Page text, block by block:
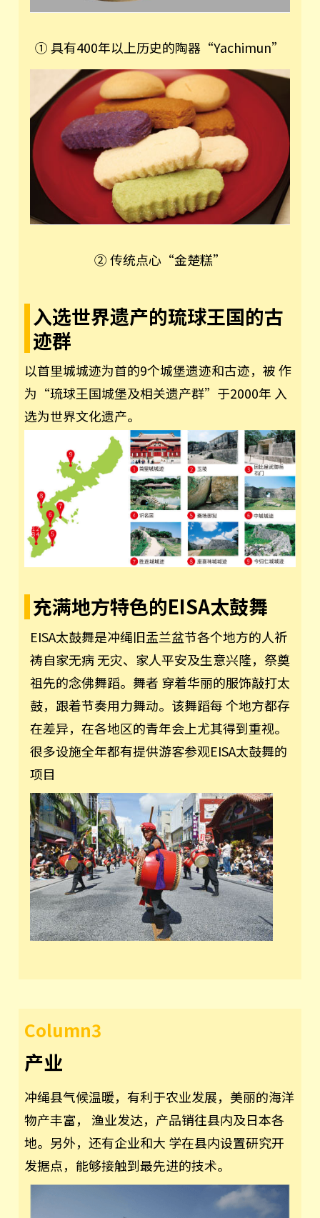
① 具有400年以上历史的陶器“Yachimun”
② 传统点心“金楚糕”
入选世界遗产的琉球王国的古
迹群
以首里城城迹为首的9个城堡遗迹和古迹，被 作
为“琉球王国城堡及相关遗产群”于2000年 入
选为世界文化遗产。
充满地方特色的EISA太鼓舞
EISA太鼓舞是冲绳旧盂兰盆节各个地方的人祈
祷自家无病 无灾、家人平安及生意兴隆，祭奠
祖先的念佛舞蹈。舞者 穿着华丽的服饰敲打太
鼓，跟着节奏用力舞动。该舞蹈每 个地方都存
在差异，在各地区的青年会上尤其得到重视。
很多设施全年都有提供游客参观EISA太鼓舞的
项目
Column3
产业
冲绳县气候温暖，有利于农业发展，美丽的海洋
物产丰富， 渔业发达，产品销往县内及日本各
地。另外，还有企业和大 学在县内设置研究开
发据点，能够接触到最先进的技术。